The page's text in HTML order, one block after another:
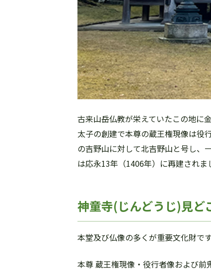
古来山岳仏教が栄えていたこの地に
太子の創建で本尊の蔵王権現像は役
の吉野山に対して北吉野山と号し、
は応永13年（1406年）に再建されま
神童寺(じんどうじ)見ど
本堂及び仏像の多くが重要文化財で
本尊 蔵王権現像・役行者像および